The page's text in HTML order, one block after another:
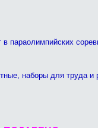
параолимпийских
наборы для труда